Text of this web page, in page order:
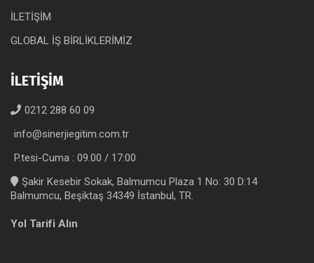
İLETİŞİM
GLOBAL İŞ BİRLİKLERİMİZ
İLETİŞİM
0212 288 60 09
info@sinerjiegitim.com.tr
P.tesi-Cuma : 09.00 / 17:00
Şakir Kesebir Sokak, Balmumcu Plaza 1 No: 30 D:14
Balmumcu, Beşiktaş 34349 İstanbul, TR.
Yol Tarifi Alın